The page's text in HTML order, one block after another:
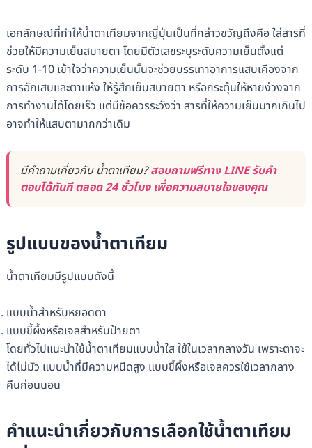
เอกลักษณ์ที่ทำให้น้ำตาเทียมจากญี่ปุ่นเป็นที่กล่าวขวัญถึงคือ ใส่สารที่
ช่วยให้มีความเย็นสบายตา โดยมีตัวเลขระบุระดับความเย็นตั้งแต่
ระดับ 1-10 เข้าใจว่าความเย็นนั้นจะช่วยบรรเทาอาการแสบเคืองจาก
การอักเสบและตาแห้ง ให้รู้สึกเย็นสบายตา หรือกระตุ้นให้หายง่วงจาก
การทำงานได้โดยเร็ว แต่มีข้อควรระวังว่า สารที่ให้ความเย็นมากเกินไป
อาจทำให้แสบตามากกว่าเดิม
มีคำถามเกี่ยวกับ น้ำตาเทียม?สอบถามฟรีทาง LINE รับคำ
ตอบได้ทันที ตลอด 24 ชั่วโมง เพื่อความสบายใจของคุณ
รูปแบบของน้ำตาเทียม
น้ำตาเทียมมีรูปแบบดังนี้
แบบน้ำสำหรับหยอดตา
แบบขี้ผึ้งหรือเจลสำหรับป้ายตา
โดยทั่วไปแนะนำใช้น้ำตาเทียมแบบน้ำใส ใช้ในเวลากลางวัน เพราะตาจะ
ได้ไม่มัว แบบน้ำที่มีความหนืดสูง แบบขี้ผึ้งหรือเจลควรใช้เวลากลาง
คืนก่อนนอน
คำแนะนำเกี่ยวกับการเลือกใช้น้ำตาเทียม